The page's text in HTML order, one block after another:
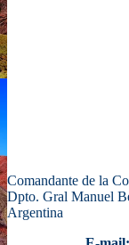
Comandante de la
Dpto. Gral Manuel
Argentina